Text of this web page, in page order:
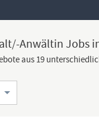
Anwältin Jobs
aus 19